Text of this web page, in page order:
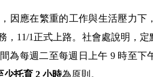
因應在繁重的工作與生活壓力下
11/1正式上路。 社會處說明，定
間為每週二至每週日上午 9 時至下
少托育 2 小時為原則。